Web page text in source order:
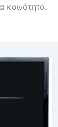
κοινότητα.